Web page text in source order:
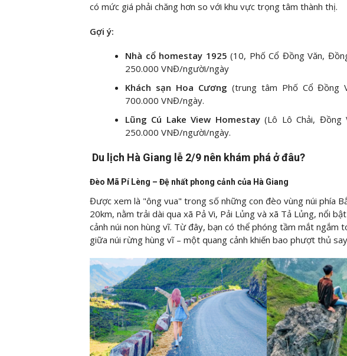
có mức giá phải chăng hơn so với khu vực trọng tâm thành thị.
Gợi ý:
Nhà cổ homestay 1925 (10, Phố Cổ Đồng Văn,
250.000 VNĐ/người/ngày
Khách sạn Hoa Cương (trung tâm Phố Cổ Đồng
700.000 VNĐ/ngày.
Lũng Cú Lake View Homestay (Lô Lô Chải, Đồng
250.000 VNĐ/người/ngày.
Du lịch Hà Giang lễ 2/9 nên khám phá ở đâu?
Đèo Mã Pí Lèng – Đệ nhất phong cảnh của Hà Giang
Được xem là "ông vua" trong số những con đèo vùng núi phía
20km, nằm trải dài qua xã Pả Vi, Pải Lủng và xã Tả Lủng, nổi
cảnh núi non hùng vĩ. Từ đây, bạn có thể phóng tầm mắt ngắm
giữa núi rừng hùng vĩ – một quang cảnh khiến bao phượt thủ